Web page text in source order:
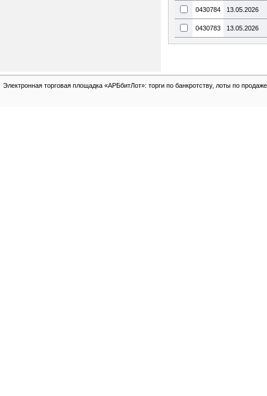
0430784 13.05.2026
0430783 13.05.2026
Электронная торговая площадка «АРБбитЛот»: торги по банкротству, лоты по